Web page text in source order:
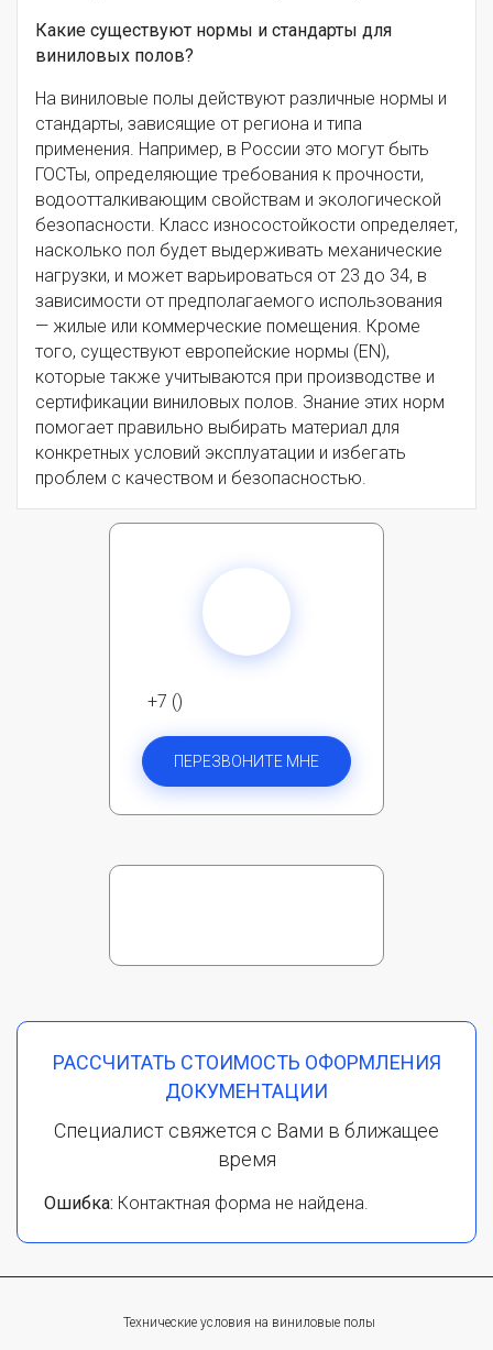
Какие существуют нормы и стандарты для
виниловых полов?
На виниловые полы действуют различные нормы и
стандарты, зависящие от региона и типа
применения. Например, в России это могут быть
ГОСТы, определяющие требования к прочности,
водоотталкивающим свойствам и экологической
безопасности. Класс износостойкости определяет,
насколько пол будет выдерживать механические
нагрузки, и может варьироваться от 23 до 34, в
зависимости от предполагаемого использования
— жилые или коммерческие помещения. Кроме
того, существуют европейские нормы (EN),
которые также учитываются при производстве и
сертификации виниловых полов. Знание этих норм
помогает правильно выбирать материал для
конкретных условий эксплуатации и избегать
проблем с качеством и безопасностью.
+7 ()
ПЕРЕЗВОНИТЕ МНЕ
РАССЧИТАТЬ СТОИМОСТЬ ОФОРМЛЕНИЯ
ДОКУМЕНТАЦИИ
Специалист свяжется с Вами в ближащее
время
Ошибка: Контактная форма не найдена.
Технические условия на виниловые полы